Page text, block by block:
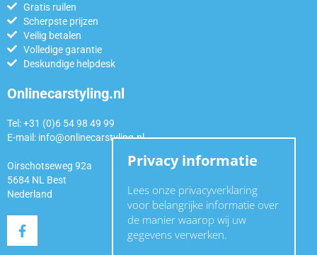
Gratis ruilen
Scherpste prijzen
Veilig betalen
Volledige garantie
Deskundige helpdesk
Onlinecarstyling.nl
Tel: +31 (0)6 54 98 49 99
E-mail: info@onlinecarstyling.nl
Oirschotseweg 92a
5684 NL Best
Nederland
Privacy informatie
Lees onze privacyverklaring
voor belangrijke informatie over
de manier waarop wij uw
gegevens verwerken.